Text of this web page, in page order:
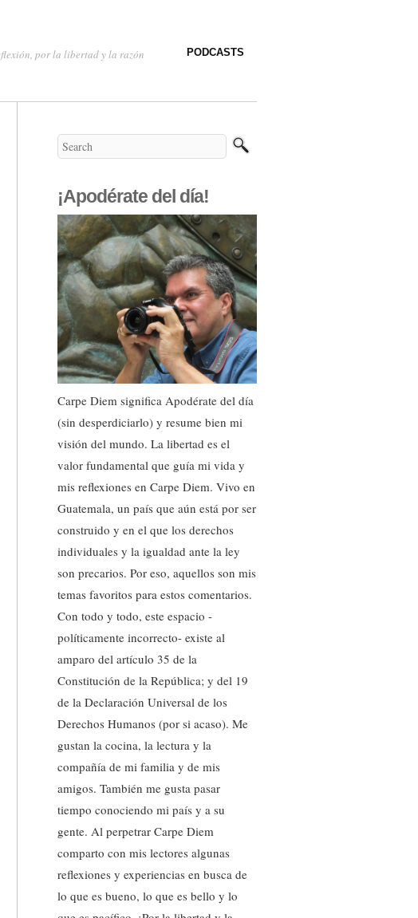
por la libertad y la razón PODCASTS
¡Apodérate del día!
Carpe Diem significa Apodérate del día
(sin desperdiciarlo) y resume bien mi
visión del mundo. La libertad es el
valor fundamental que guía mi vida y
mis reflexiones en Carpe Diem. Vivo en
Guatemala, un país que aún está por ser
construido y en el que los derechos
individuales y la igualdad ante la ley
son precarios. Por eso, aquellos son mis
temas favoritos para estos comentarios.
Con todo y todo, este espacio -
políticamente incorrecto- existe al
amparo del artículo 35 de la
Constitución de la República; y del 19
de la Declaración Universal de los
Derechos Humanos (por si acaso). Me
gustan la cocina, la lectura y la
compañía de mi familia y de mis
amigos. También me gusta pasar
tiempo conociendo mi país y a su
gente. Al perpetrar Carpe Diem
comparto con mis lectores algunas
reflexiones y experiencias en busca de
lo que es bueno, lo que es bello y lo